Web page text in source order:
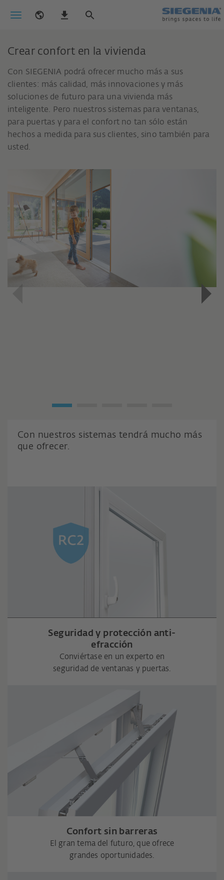
Crear confort en la vivienda
Con SIEGENIA podrá ofrecer mucho más a sus
clientes: más calidad, más innovaciones y más
soluciones de futuro para una vivienda más
inteligente. Pero nuestros sistemas para ventanas,
para puertas y para el confort no tan sólo están
hechos a medida para sus clientes, sino también para
usted.
Con nuestros sistemas tendrá mucho más
que ofrecer.
Seguridad y protección anti-
efracción
Conviértase en un experto en
seguridad de ventanas y puertas.
Confort sin barreras
El gran tema del futuro, que ofrece
grandes oportunidades.